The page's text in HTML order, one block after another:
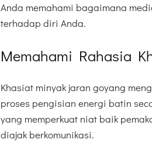
Anda memahami bagaimana
terhadap diri Anda.
Memahami Rahasia
Khasiat minyak jaran goyang
proses pengisian energi batin
yang memperkuat niat baik
diajak berkomunikasi.